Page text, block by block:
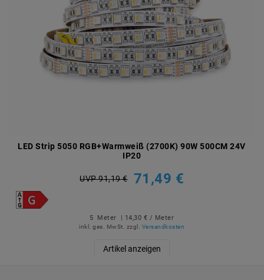
LED Strip 5050 RGB+Warmweiß (2700K) 90W 500CM 24V
IP20
UVP 91,19 € 71,49 €
5 Meter | 14,30 € / Meter
inkl. ges. MwSt. zzgl. Versandkosten
Artikel anzeigen